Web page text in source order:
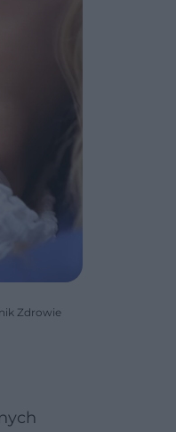
Zdrowie